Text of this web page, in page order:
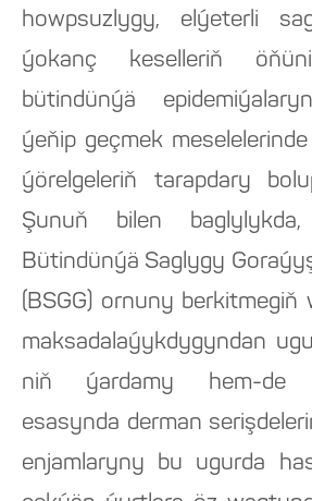
howpsuzlygy, elýeterli
ýokanç keselleriň
bütindünýä
ýeňip geçmek
ýörelgeleriň tarapdary
Şunuň bilen baglylykda,
Bütindünýä Saglygy
(BSGG) ornuny berkitmegiň
maksadalaýykdygyndan
niň ýardamy hem-de
esasynda derman
enjamlaryny bu ugurda